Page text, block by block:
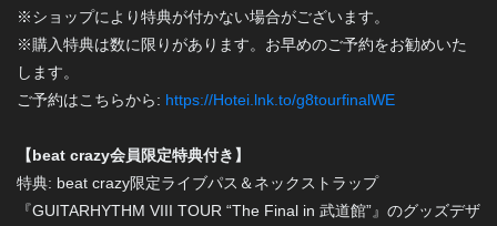
※ショップにより特典が付かない場合がございます。
※購入特典は数に限りがあります。お早めのご予約をお勧めいた
します。
ご予約はこちらから: https://Hotei.lnk.to/g8tourfinalWE
【beat crazy会員限定特典付き】
特典: beat crazy限定ライブパス＆ネックストラップ
『GUITARHYTHM VIII TOUR “The Final in 武道館”』のグッズデザ